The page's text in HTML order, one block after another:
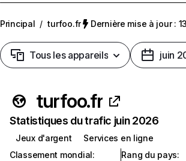
Principal / turfoo.fr Dernière mise à jour :
Tous les appareils juin
turfoo.fr
Statistiques du trafic juin 2026
Jeux d'argent
Services en ligne
Classement mondial:
Rang du pays: